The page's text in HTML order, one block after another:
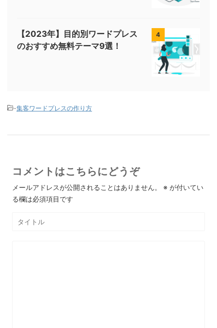
4
【2023年】目的別ワードプレス
のおすすめ無料テーマ9選！
-集客ワードプレスの作り方
コメントはこちらにどうぞ
メールアドレスが公開されることはありません。 ※ が付いてい
る欄は必須項目です